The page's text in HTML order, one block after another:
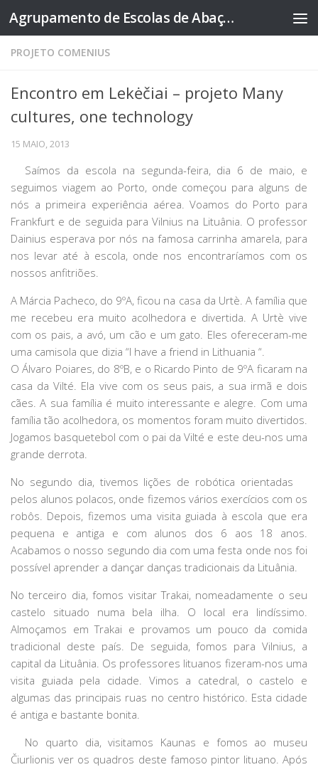
Skip to content Agrupamento de Escolas de Abação
PROJETO COMENIUS
Encontro em Lekėčiai – projeto Many
cultures, one technology
15 MAIO, 2013
Saímos da escola na segunda-feira, dia 6 de maio, e
seguimos viagem ao Porto, onde começou para alguns de
nós a primeira experiência aérea. Voamos do Porto para
Frankfurt e de seguida para Vilnius na Lituânia. O professor
Dainius esperava por nós na famosa carrinha amarela, para
nos levar até à escola, onde nos encontraríamos com os
nossos anfitriões.
A Márcia Pacheco, do 9ºA, ficou na casa da Urtè. A família que
me recebeu era muito acolhedora e divertida. A Urtè vive
com os pais, a avó, um cão e um gato. Eles ofereceram-me
uma camisola que dizia “I have a friend in Lithuania “.
O Álvaro Poiares, do 8ºB, e o Ricardo Pinto de 9ºA ficaram na
casa da Vilté. Ela vive com os seus pais, a sua irmã e dois
cães. A sua família é muito interessante e alegre. Com uma
família tão acolhedora, os momentos foram muito divertidos.
Jogamos basquetebol com o pai da Vilté e este deu-nos uma
grande derrota.
No segundo dia, tivemos lições de robótica orientadas
pelos alunos polacos, onde fizemos vários exercícios com os
robôs. Depois, fizemos uma visita guiada à escola que era
pequena e antiga e com alunos dos 6 aos 18 anos.
Acabamos o nosso segundo dia com uma festa onde nos foi
possível aprender a dançar danças tradicionais da Lituânia.
No terceiro dia, fomos visitar Trakai, nomeadamente o seu
castelo situado numa bela ilha. O local era lindíssimo.
Almoçamos em Trakai e provamos um pouco da comida
tradicional deste país. De seguida, fomos para Vilnius, a
capital da Lituânia. Os professores lituanos fizeram-nos uma
visita guiada pela cidade. Vimos a catedral, o castelo e
algumas das principais ruas no centro histórico. Esta cidade
é antiga e bastante bonita.
No quarto dia, visitamos Kaunas e fomos ao museu
Čiurlionis ver os quadros deste famoso pintor lituano. Após